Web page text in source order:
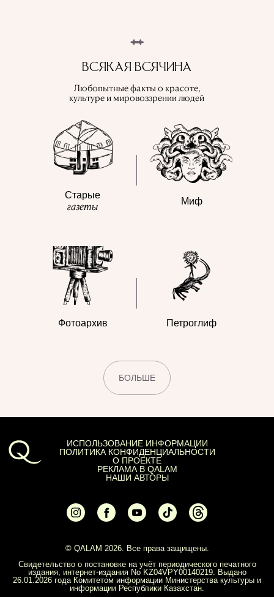
ВСЯКАЯ ВСЯЧИНА
Любопытные факты о красоте,
культуре и мировоззрении людей
Старые
газеты Миф
Фотоархив Петроглиф
БОЛЬШЕ
ИСПОЛЬЗОВАНИЕ ИНФОРМАЦИИ
ПОЛИТИКА КОНФИДЕНЦИАЛЬНОСТИ
О ПРОЕКТЕ
РЕКЛАМА В QALAM
НАШИ АВТОРЫ
© QALAM 2026. Все права защищены.
Свидетельство о постановке на учёт периодического печатного
издания, интернет-издания No KZ04VPY00140219. Выдано
26.01.2026 года Комитетом информации Министерства культуры и
информации Республики Казахстан.